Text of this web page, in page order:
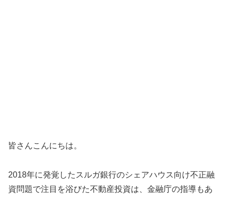
皆さんこんにちは。
2018年に発覚したスルガ銀行のシェアハウス向け不正融
資問題で注目を浴びた不動産投資は、金融庁の指導もあ